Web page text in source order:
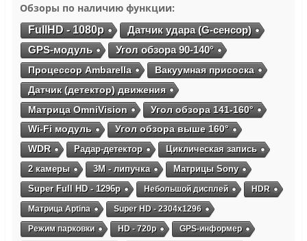
Обзоры по наличию функции:
FullHD - 1080p
Датчик удара (G-сенсор)
GPS-модуль
Угол обзора 90-140°
Процессор Ambarella
Вакуумная присоска
Датчик (детектор) движения
Матрица OmniVision
Угол обзора 141-160°
Wi-Fi модуль
Угол обзора выше 160°
WDR
Радар-детектор
Циклическая запись
2 камеры
3М - липучка Матрицы Sony
Super Full HD - 1296p Небольшой дисплей HDR
Матрица Aptina Super HD - 2304х1296
Режим парковки HD - 720p GPS-информер